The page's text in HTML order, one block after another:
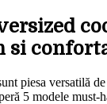
si
piesa versatilă
5 modele must-